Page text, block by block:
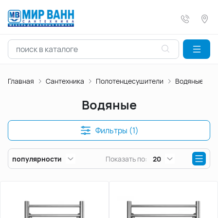
Главная Сантехника Полотенцесушители Водяные
Водяные
Фильтры (1)
популярности Показать по: 20